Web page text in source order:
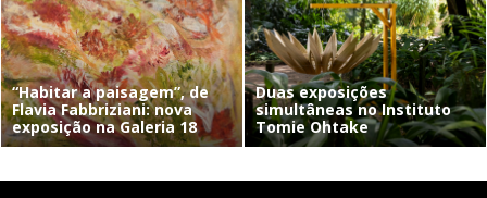
“Habitar a paisagem”, de
Flavia Fabbriziani: nova
exposição na Galeria 18
Duas exposições
simultâneas no Instituto
Tomie Ohtake